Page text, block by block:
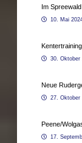
Im
10. Mai
30. Oktober
Neue
27. Oktober
Peene/
17.